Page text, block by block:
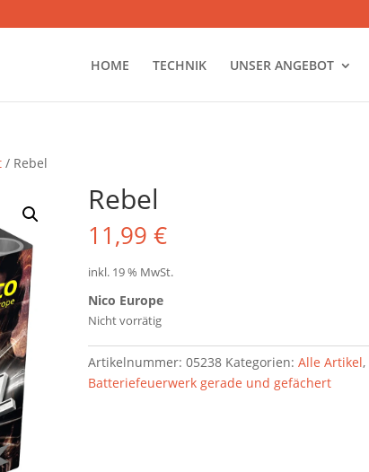
HOME TECHNIK UNSER ANGEBOT
/ Rebel
Rebel
11,99€
inkl. 19 % MwSt.
Nico Europe
Nicht vorrätig
Artikelnummer:05238 Kategorien:Alle Artikel,
Batteriefeuerwerk gerade und gefächert